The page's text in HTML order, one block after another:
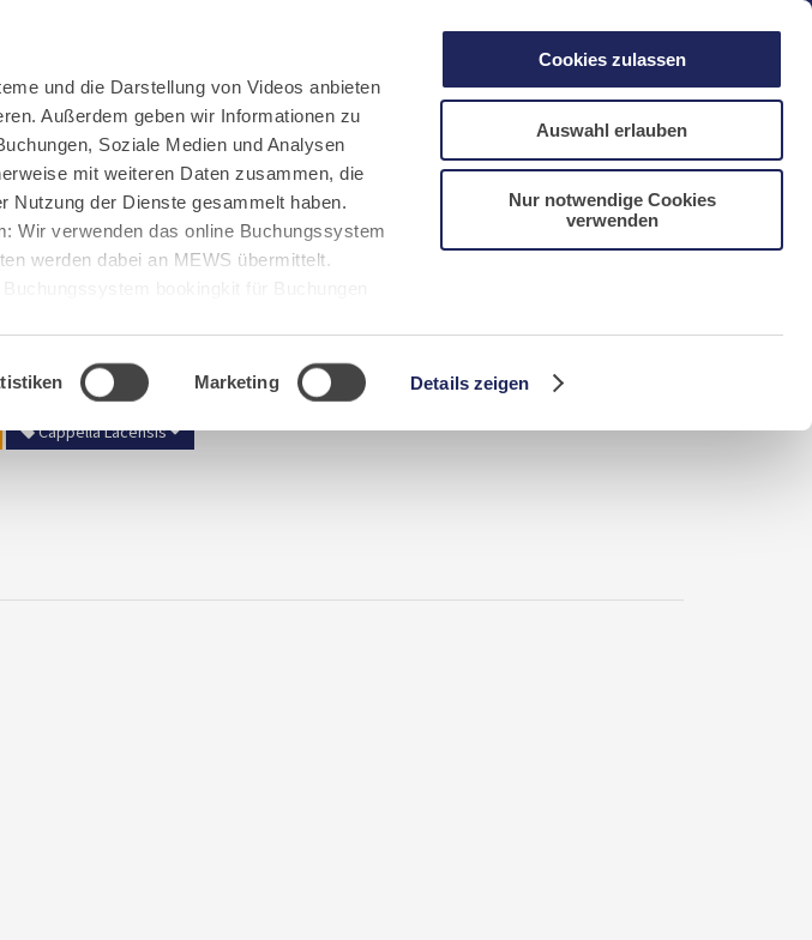
und die Darstellung von Videos anbieten
Außerdem geben wir Informationen zu
Soziale Medien und Analysen
mit weiteren Daten zusammen, die
Nutzung der Dienste gesammelt haben.
Wir verwenden das online Buchungssystem
werden dabei an MEWS übermittelt.
Marketing Details zeigen
Cookies zulassen
Auswahl erlauben
Nur notwendige Cookies
verwenden
Infos
NL CN/中文
in Maria Laach
Cappella Lacensis